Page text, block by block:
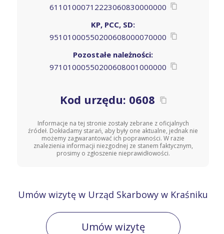
61101000712223060830000000
KP, PCC, SD:
95101000550200608000070000
Pozostałe należności:
97101000550200608001000000
Kod urzędu: 0608
Informacje na tej stronie zostały zebrane z oficjalnych
źródeł. Dokładamy starań, aby były one aktualne, jednak nie
możemy zagwarantować ich poprawności. W razie
znalezienia informacji niezgodnej ze stanem faktycznym,
prosimy o zgłoszenie nieprawidłowości.
Umów wizytę w Urząd Skarbowy w Kraśniku
Umów wizytę